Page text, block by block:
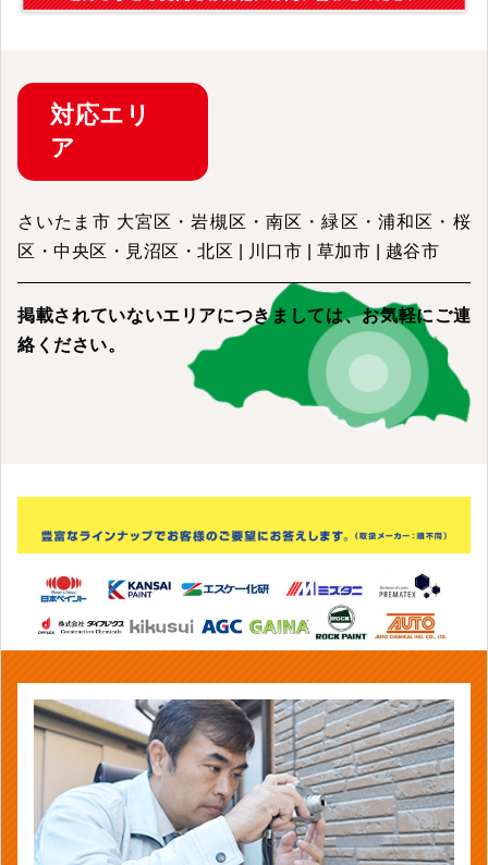
対応エリ
ア
さいたま市 大宮区・岩槻区・南区・緑区・浦和区・桜
区・中央区・見沼区・北区 | 川口市 | 草加市 | 越谷市
掲載されていないエリアにつきましては、お気軽にご連
絡ください。